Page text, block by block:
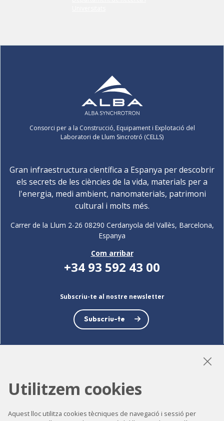
Consorci per a la Construcció, Equipament i Explotació del
Laboratori de Llum Sincrotró (CELLS)
Gran infraestructura científica a Espanya per descobrir
els secrets de les ciències de la vida, materials per a
l'energia, medi ambient, nanomaterials, patrimoni
cultural i molts més.
Carrer de la Llum 2-26 08290 Cerdanyola del Vallès, Barcelona,
Espanya
Com arribar
+34 93 592 43 00
Subscriu-te al nostre newsletter
Subscriu-te
Utilitzem cookies
Aquest lloc utilitza cookies tècniques de navegació i sessió per